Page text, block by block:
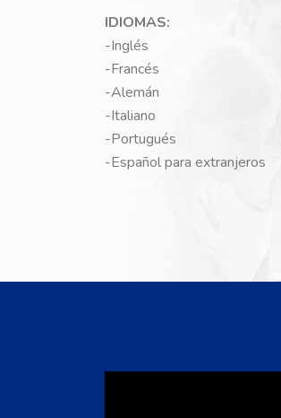
IDIOMAS:
-Inglés
-Francés
-Alemán
-Italiano
-Portugués
-Español para extranjeros